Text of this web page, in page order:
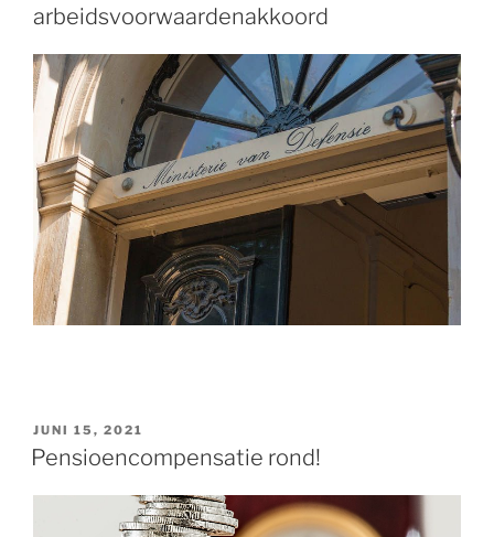
arbeidsvoorwaardenakkoord
GEPLAATST
OP
JUNI 15, 2021
Pensioencompensatie rond!